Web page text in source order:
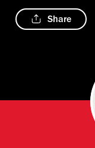
Share